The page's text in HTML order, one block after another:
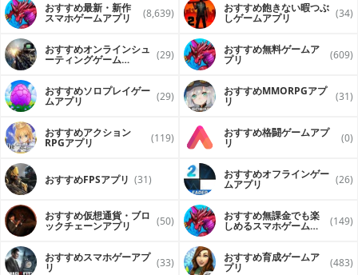
おすすめ最新・新作
スマホゲームアプリ (8,639) おすすめ飽きない暇つぶ
しゲームアプリ (34)
おすすめオンラインシュ
ーティングゲーム (29) おすすめ無料ゲームア
プリ (609)
おすすめソロプレイゲー
ムアプリ (29) おすすめ MMORPGアプ
リ (31)
おすすめアクション
RPGアプリ (119) おすすめ格闘ゲームアプ
リ (0)
おすすめFPSアプリ (31) おすすめオフラインゲー
ムアプリ (26)
おすすめ仮想通貨・ブロ
ックチェーンアプリ (50) おすすめ無課金でも楽
しめるスマホゲームア (149)
おすすめスマホゲーアプ
リ (33) おすすめ育成ゲームア
プリ (483)